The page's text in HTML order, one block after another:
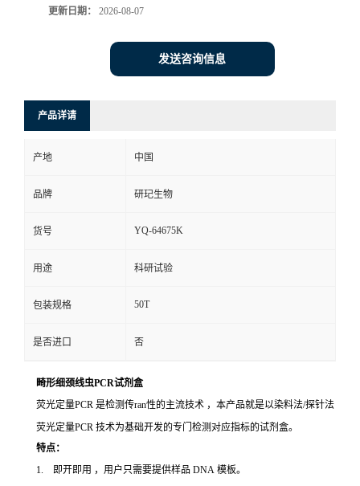
更新日期： 2026-08-07
发送咨询信息
产品详请
产地 中国
品牌 研玘生物
货号 YQ-64675K
用途 科研试验
包装规格 50T
是否进口 否
畸形细颈线虫PCR试剂盒
荧光定量PCR 是检测传ran性的主流技术 ，本产品就是以染料法/探针法
荧光定量PCR 技术为基础开发的专门检测对应指标的试剂盒。
特点：
1. 即开即用 ，用户只需要提供样品 DNA 模板。